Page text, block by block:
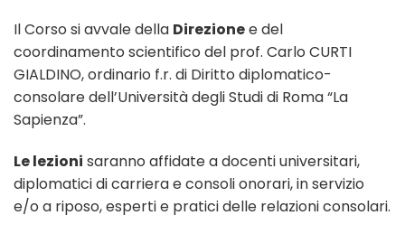
Il Corso si avvale della Direzionee del
coordinamento scientifico del prof. Carlo CURTI
GIALDINO, ordinario f.r. di Diritto diplomatico-
consolare dell’Università degli Studi di Roma “La
Sapienza”.
Le lezioni saranno affidate a docenti universitari,
diplomatici di carriera e consoli onorari, in servizio
e/o a riposo, esperti e pratici delle relazioni consolari.